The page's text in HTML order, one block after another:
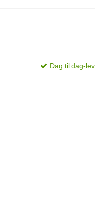
Dag til dag-